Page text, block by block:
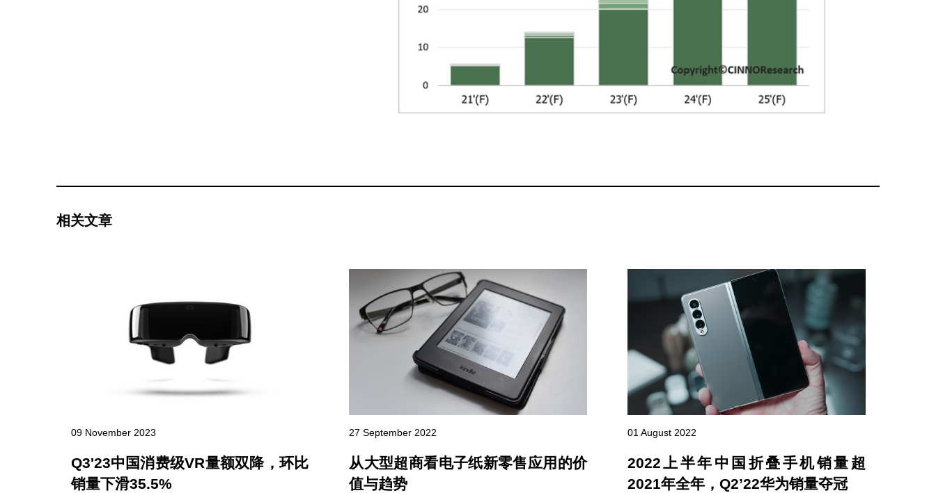
相关文章
09 November 2023
Q3'23中国消费级VR量额双降，环比
销量下滑35.5%
27 September 2022
从大型超商看电子纸新零售应用的价
值与趋势
01 August 2022
2022上半年中国折叠手机销量超
2021年全年，Q2’22华为销量夺冠